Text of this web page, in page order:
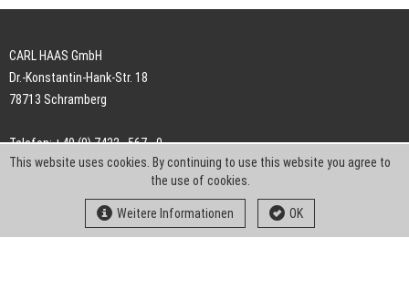
CARL HAAS GmbH
Dr.-Konstantin-Hank-Str. 18
78713 Schramberg
Telefon: +49 (0) 7422 . 567 - 0
Telefax: +49 (0) 7422 . 567 - 239
info-ch@kern-liebers.com
This website uses cookies. By continuing to use this website you agree to
the use of cookies.
Weitere Informationen OK